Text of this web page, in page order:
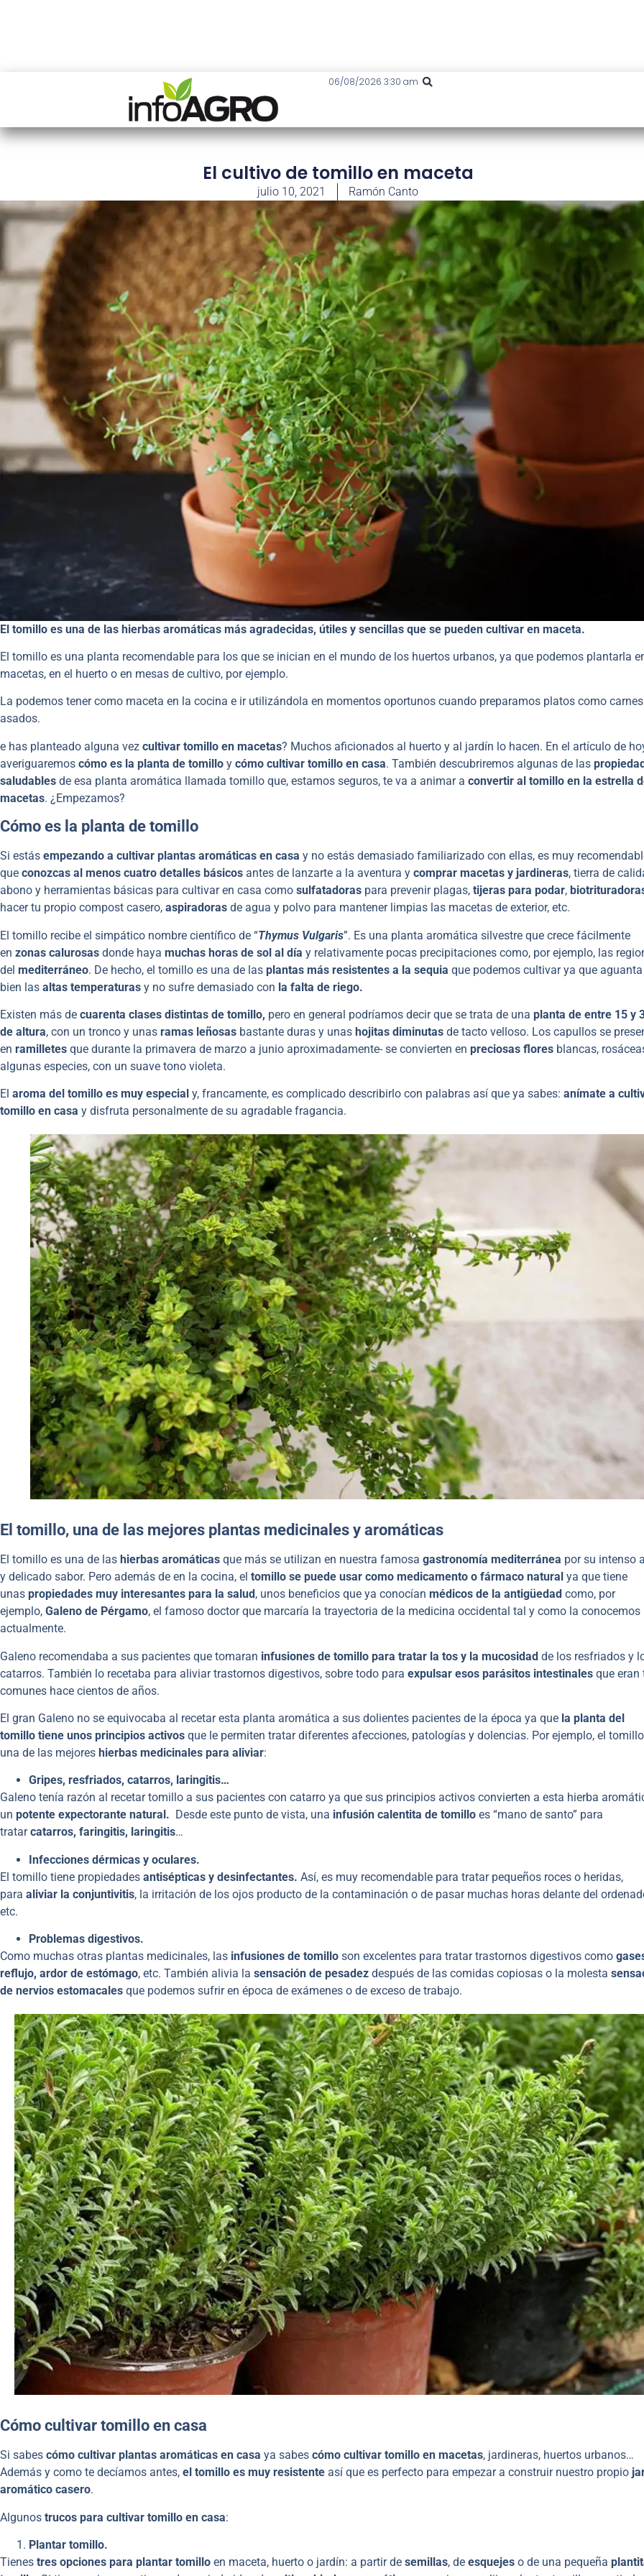
06/08/2026 3:30 am
El cultivo de tomillo en maceta
julio 10, 2021 Ramón Canto
El tomillo es una de las hierbas aromáticas más agradecidas, útiles y sencillas que se pueden cultivar en maceta.
El tomillo es una planta recomendable para los que se inician en el mundo de los huertos urbanos, ya que podemos plantarla
macetas, en el huerto o en mesas de cultivo, por ejemplo.
La podemos tener como maceta en la cocina e ir utilizándola en momentos oportunos cuando preparamos platos como
asados.
e has planteado alguna vez cultivar tomillo en macetas? Muchos aficionados al huerto y al jardín lo hacen. En el artículo de
averiguaremos cómo es la planta de tomillo y cómo cultivar tomillo en casa. También descubriremos algunas de las
saludables de esa planta aromática llamada tomillo que, estamos seguros, te va a animar a convertir al tomillo en la estrella
macetas. ¿Empezamos?
Cómo es la planta de tomillo
Si estás empezando a cultivar plantas aromáticas en casa y no estás demasiado familiarizado con ellas, es muy
que conozcas al menos cuatro detalles básicos antes de lanzarte a la aventura y comprar macetas y jardineras, tierra de
abono y herramientas básicas para cultivar en casa como sulfatadoras para prevenir plagas, tijeras para podar,
hacer tu propio compost casero, aspiradoras de agua y polvo para mantener limpias las macetas de exterior, etc.
El tomillo recibe el simpático nombre científico de “Thymus Vulgaris”. Es una planta aromática silvestre que crece fácilmente
en zonas calurosas donde haya muchas horas de sol al día y relativamente pocas precipitaciones como, por ejemplo, las
del mediterráneo. De hecho, el tomillo es una de las plantas más resistentes a la sequia que podemos cultivar ya que
bien las altas temperaturas y no sufre demasiado con la falta de riego.
Existen más de cuarenta clases distintas de tomillo, pero en general podríamos decir que se trata de una planta de entre 15 y
de altura, con un tronco y unas ramas leñosas bastante duras y unas hojitas diminutas de tacto velloso. Los capullos se
en ramilletes que durante la primavera de marzo a junio aproximadamente- se convierten en preciosas flores blancas,
algunas especies, con un suave tono violeta.
El aroma del tomillo es muy especial y, francamente, es complicado describirlo con palabras así que ya sabes: anímate a
tomillo en casa y disfruta personalmente de su agradable fragancia.
El tomillo, una de las mejores plantas medicinales y aromáticas
El tomillo es una de las hierbas aromáticas que más se utilizan en nuestra famosa gastronomía mediterránea por su intenso
y delicado sabor. Pero además de en la cocina, el tomillo se puede usar como medicamento o fármaco natural ya que tiene
unas propiedades muy interesantes para la salud , unos beneficios que ya conocían médicos de la antigüedad como, por
ejemplo, Galeno de Pérgamo, el famoso doctor que marcaría la trayectoria de la medicina occidental tal y como la conocemos
actualmente.
Galeno recomendaba a sus pacientes que tomaran infusiones de tomillo para tratar la tos y la mucosidad de los resfriados y
catarros. También lo recetaba para aliviar trastornos digestivos, sobre todo para expulsar esos parásitos intestinales que eran
comunes hace cientos de años.
El gran Galeno no se equivocaba al recetar esta planta aromática a sus dolientes pacientes de la época ya que la planta del
tomillo tiene unos principios activos que le permiten tratar diferentes afecciones, patologías y dolencias. Por ejemplo, el
una de las mejores hierbas medicinales para aliviar:
Gripes, resfriados, catarros, laringitis…
Galeno tenía razón al recetar tomillo a sus pacientes con catarro ya que sus principios activos convierten a esta hierba
un potente expectorante natural. Desde este punto de vista, una infusión calentita de tomillo es “mano de santo” para
tratarcatarros, faringitis, laringitis…
Infecciones dérmicas y oculares.
El tomillo tiene propiedades antisépticas y desinfectantes. Así, es muy recomendable para tratar pequeños roces o heridas,
para aliviar la conjuntivitis, la irritación de los ojos producto de la contaminación o de pasar muchas horas delante del
etc.
Problemas digestivos.
Como muchas otras plantas medicinales, las infusiones de tomillo son excelentes para tratar trastornos digestivos como
reflujo, ardor de estómago, etc. También alivia la sensación de pesadez después de las comidas copiosas o la molesta
de nervios estomacales que podemos sufrir en época de exámenes o de exceso de trabajo.
Cómo cultivar tomillo en casa
Si sabes cómo cultivar plantas aromáticas en casa ya sabes cómo cultivar tomillo en macetas, jardineras, huertos urbanos…
Además y como te decíamos antes, el tomillo es muy resistente así que es perfecto para empezar a construir nuestro propio
aromático casero.
Algunos trucos para cultivar tomillo en casa:
Plantar tomillo.
Tienes tres opciones para plantar tomillo en maceta, huerto o jardín: a partir de semillas, de esquejes o de una pequeña